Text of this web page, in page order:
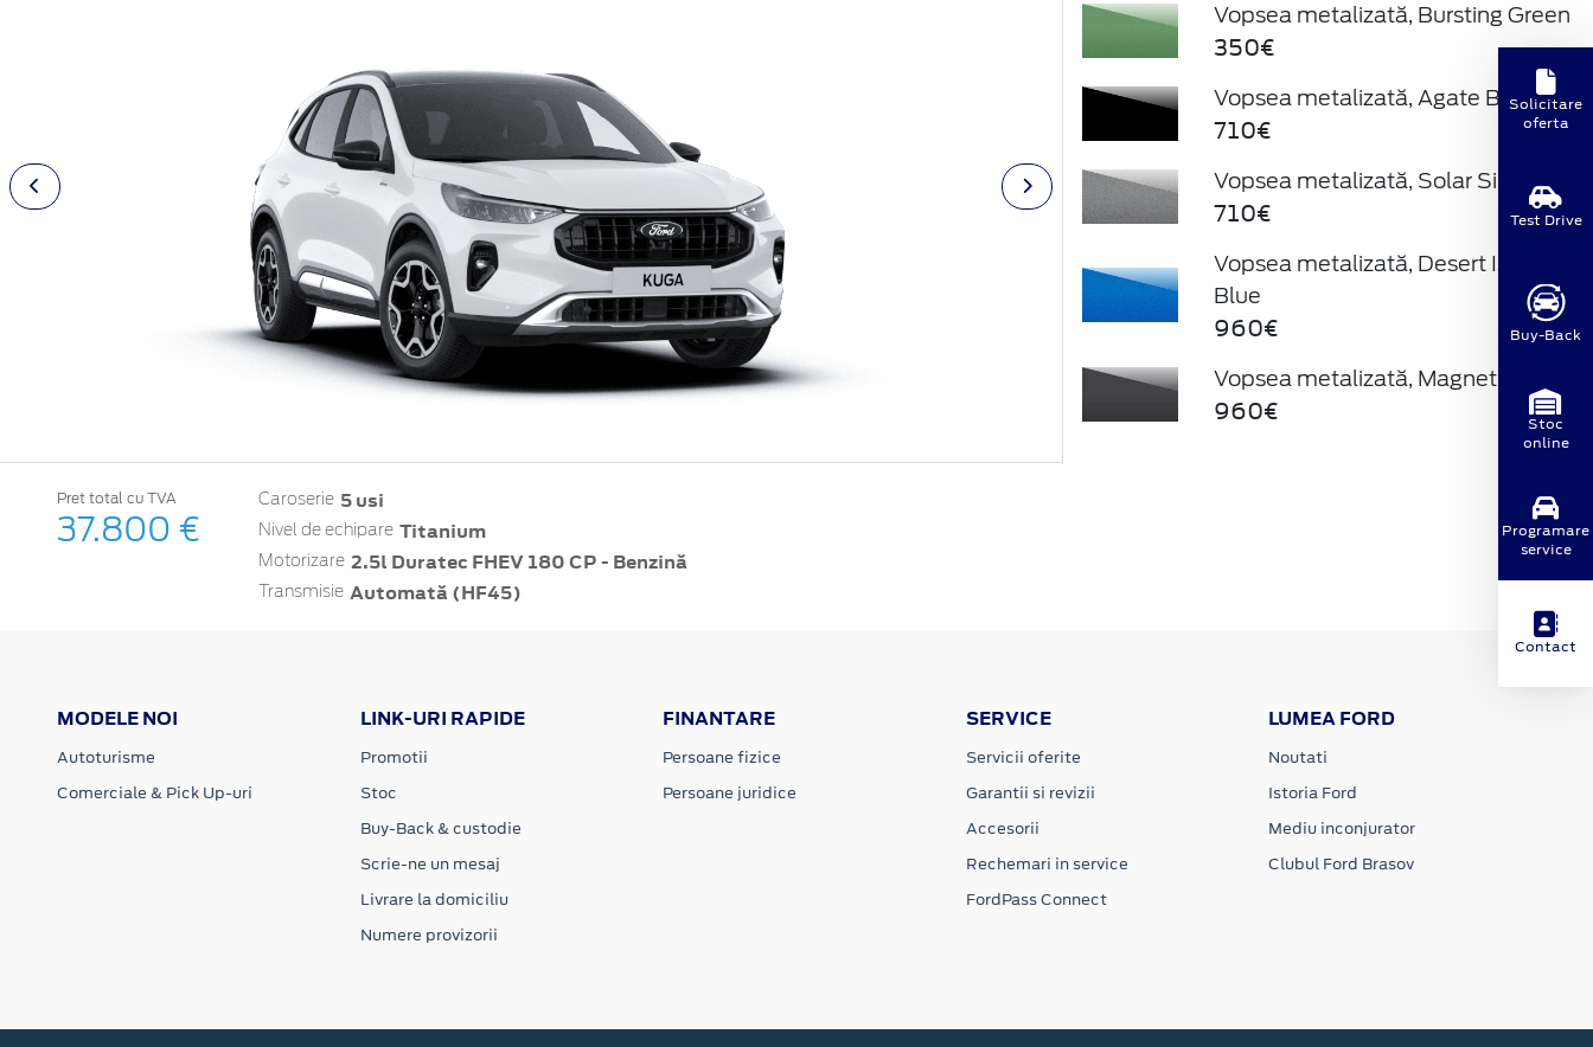
Pret total cu TVA
37.800 €
Caroserie 5 usi
Nivel de echipare Titanium
Motorizare 2.5l Duratec FHEV 180 CP - Benzină
Transmisie Automată (HF45)
Vopsea metalizată, Bursting Green
350€
Vopsea metalizată, Agate Black
710€
Vopsea metalizată, Solar Silver
710€
Vopsea metalizată, Desert Island
Blue
960€
Vopsea metalizată, Magnetic
960€
MODELE NOI
Autoturisme
Comerciale & Pick Up-uri
LINK-URI RAPIDE
Promotii
Stoc
Buy-Back & custodie
Scrie-ne un mesaj
Livrare la domiciliu
Numere provizorii
FINANTARE
Persoane fizice
Persoane juridice
SERVICE
Servicii oferite
Garantii si revizii
Accesorii
Rechemari in service
FordPass Connect
LUMEA FORD
Noutati
Istoria Ford
Mediu inconjurator
Clubul Ford Brasov
Solicitare
oferta
Test Drive
Buy-Back
Stoc
online
Programare
service
Contact